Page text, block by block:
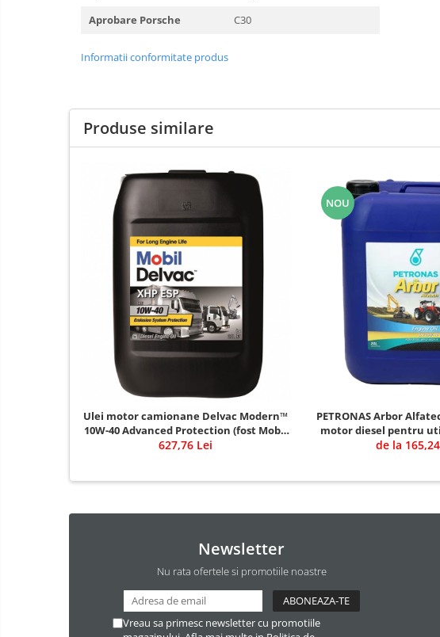
Aprobare Porsche
C30
Informatii conformitate produs
Produse similare
Ulei motor camionane Delvac Modern™
10W-40 Advanced Protection (fost Mobil
Delvac™ XHP ESP 10W-40)
627,76 Lei
NOU
PETRONAS Arbor
motor diesel pentru
de
de la
Newsletter
Nu rata ofertele si promotiile noastre
Vreau sa primesc newsletter cu promotiile